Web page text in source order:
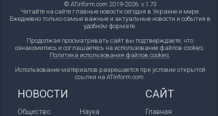
© ATinform.com 2019-2026. v.1.73
Читайте на сайте главные новости сегодня в Украине и мире.
Ежедневно только самые важные и актуальные новости и события в
удобном формате.
Продолжая просматривать сайт вы подтверждаете, что
ознакомились и соглашаетесь на использование файлов cookies.
Политика использования файлов cookies.
Использование материалов разрешается при условии открытой
ссылки на ATinform.com.
НОВОСТИ
Общество
Наука
САЙТ
Главная